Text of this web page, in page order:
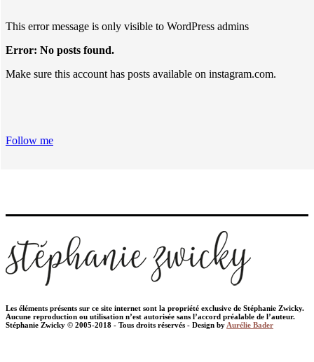
This error message is only visible to WordPress admins
Error: No posts found.
Make sure this account has posts available on instagram.com.
Follow me
Les éléments présents sur ce site internet sont la propriété exclusive de Stéphanie Zwicky.
Aucune reproduction ou utilisation n’est autorisée sans l’accord préalable de l’auteur.
Stéphanie Zwicky © 2005-2018 - Tous droits réservés - Design by Aurélie Bader